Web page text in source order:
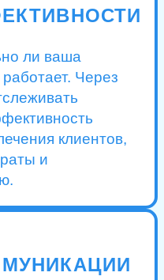
ли ваша
Через
клиентов,
и